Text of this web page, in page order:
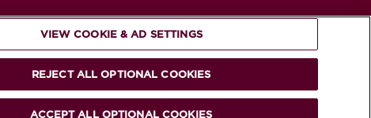
AVEC MODÉRATION.
VIEW COOKIE & AD SETTINGS
REJECT ALL OPTIONAL COOKIES
ACCEPT ALL OPTIONAL COOKIES